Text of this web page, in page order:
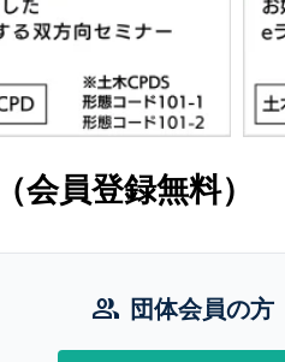
会員登録無料）
group 団体会員の方